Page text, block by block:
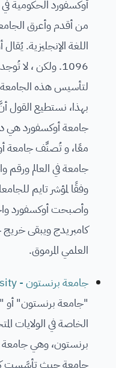
أوكسفورد الحكومية
من أقدم وأعرق
اللغة الإنجليزية.
1096. ولكن ، لا
لتأسيس هذه الجامعة
بهذا، نستطيع القول أنَّ
جامعة أوكسفورد هي
معًا، و تُصنّّف جامعة
جامعة في العالم ورقم
وأصبحت أوكسفورد
كامبريدج ويبقى
العلمي المرموق.
جامعة برنستون - Princeton University:
الخاصة في الولايات
برنستون، وهي جامعة